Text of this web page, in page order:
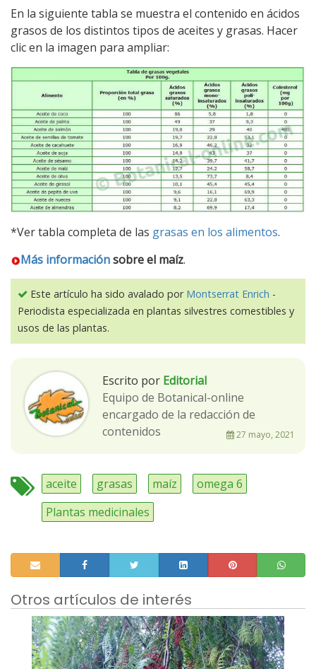
En la siguiente tabla se muestra el contenido en ácidos
grasos de los distintos tipos de aceites y grasas. Hacer
clic en la imagen para ampliar:
*Ver tabla completa de las grasas en los alimentos.
Más informaciónsobreel maíz.
Este artículo ha sido avalado por Montserrat Enrich -
Periodista especializada en plantas silvestres comestibles y
usos de las plantas.
Escrito por Editorial
Equipo de Botanical-online
encargado de la redacción de
contenidos
27 mayo, 2021
aceite grasas maíz
omega 6
Plantas medicinales
Otros artículos de interés